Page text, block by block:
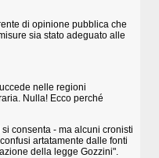
di opinione pubblica che
sia stato adeguato alle
nelle regioni
Nulla! Ecco perché
consenta - ma alcuni cronisti
artatamente dalle fonti
della legge Gozzini".